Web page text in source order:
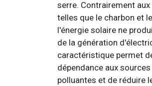
serre. Contrairement
telles que le charbon et
l'énergie solaire ne
de la génération
caractéristique permet
dépendance aux
polluantes et de réduire